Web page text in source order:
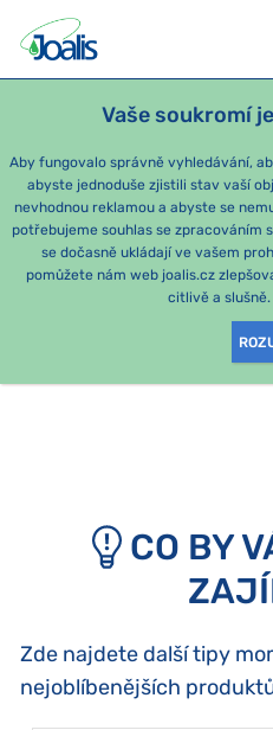
Vaše soukromí
Aby fungovalo správně vyhledávání,
abyste jednoduše zjistili stav vaší
nevhodnou reklamou a abyste se
potřebujeme souhlas se zpracováním
se dočasně ukládají ve vašem
pomůžete nám web joalis.cz
citlivě a slušně.
PRODUKTY PODLE OBTÍŽÍ
e-shop Joalis
TATO
CO BY
Zde najdete další tipy
nejoblíbenějších